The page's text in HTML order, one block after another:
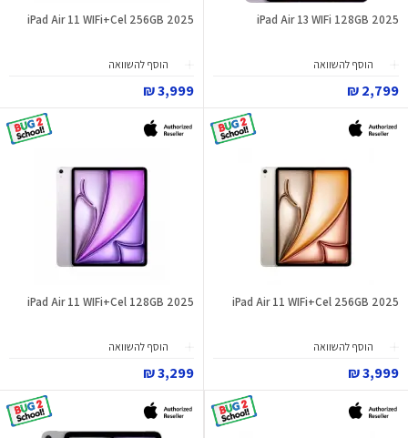
iPad Air 13 WIFi 128GB 2025
הוסף להשוואה
2,799 ₪
iPad Air 11 WIFi+Cel 256GB 2025
הוסף להשוואה
3,999 ₪
iPad Air 11 WIFi+Cel 256GB 2025
הוסף להשוואה
3,999 ₪
iPad Air 11 WIFi+Cel 128GB 2025
הוסף להשוואה
3,299 ₪